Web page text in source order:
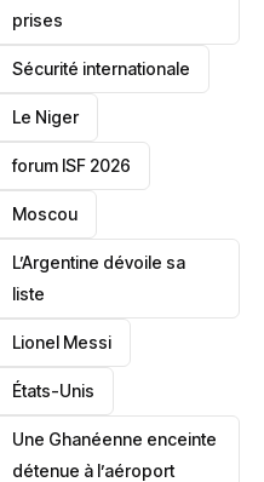
prises
‎Sécurité internationale
Le Niger
forum ISF 2026
Moscou
L’Argentine dévoile sa
liste
Lionel Messi
‎États-Unis
Une Ghanéenne enceinte
détenue à l’aéroport